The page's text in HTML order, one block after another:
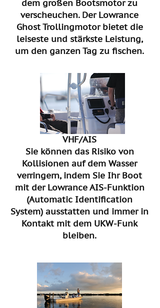
dem großen Bootsmotor zu
verscheuchen. Der Lowrance
Ghost Trollingmotor bietet die
leiseste und stärkste Leistung,
um den ganzen Tag zu fischen.
VHF/AIS
Sie können das Risiko von
Kollisionen auf dem Wasser
verringern, indem Sie Ihr Boot
mit der Lowrance AIS-Funktion
(Automatic Identification
System) ausstatten und immer in
Kontakt mit dem UKW-Funk
bleiben.